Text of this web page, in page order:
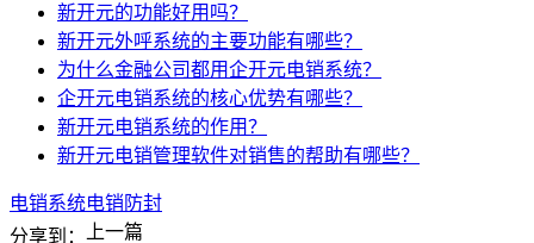
新开元的功能好用吗？
新开元外呼系统的主要功能有哪些？
为什么金融公司都用企开元电销系统？
企开元电销系统的核心优势有哪些？
新开元电销系统的作用？
新开元电销管理软件对销售的帮助有哪些？
电销系统电销防封
分享到：
上一篇